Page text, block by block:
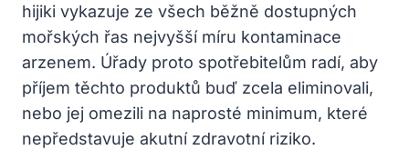
hijiki vykazuje ze všech běžně dostupných
mořských řas nejvyšší míru kontaminace
arzenem. Úřady proto spotřebitelům radí, aby
příjem těchto produktů buď zcela eliminovali,
nebo jej omezili na naprosté minimum, které
nepředstavuje akutní zdravotní riziko.